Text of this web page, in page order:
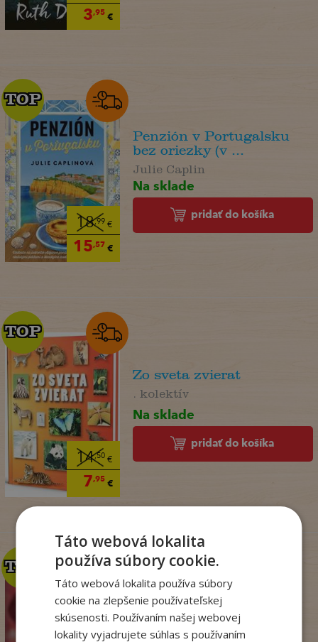
3,95€
18,99 €
15,57 €
TOP
TOP
Penzión v Portugalsku
bez oriezky (v ...
Julie Caplin
Na sklade
pridať do košíka
14,50€
7,95€
TOP
TOP
Zo sveta zvierat
. kolektív
Na sklade
pridať do košíka
TOP
TOP
Krv sa stane zábavou
(Dominik Dán 42)
Táto webová lokalita
používa súbory cookie.
Táto webová lokalita používa súbory
cookie na zlepšenie používateľskej
skúsenosti. Používaním našej webovej
lokality vyjadrujete súhlas s používaním